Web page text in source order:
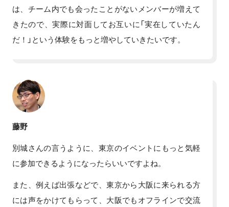
は、チーム内でも会ったことがないメンバーが増えて
きたので、実際に対面してお互いに「実在していたん
だ！」という体験をもっと増やしていきたいです。
藤野
別城さんの言うように、東京のイベントにもっと気軽
に参加できるようになったらいいですよね。
また、例えば出張などで、東京から大阪に来られる方
には声をかけてもらって、大阪でもオフラインで交流